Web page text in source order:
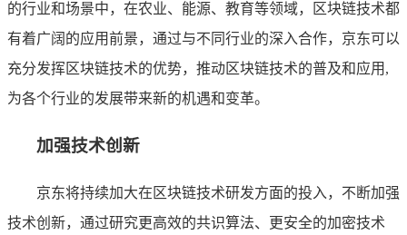
的行业和场景中，在农业、能源、教育等领域，区块链技术都
有着广阔的应用前景，通过与不同行业的深入合作，京东可以
充分发挥区块链技术的优势，推动区块链技术的普及和应用,
为各个行业的发展带来新的机遇和变革。
加强技术创新
京东将持续加大在区块链技术研发方面的投入，不断加强
技术创新，通过研究更高效的共识算法、更安全的加密技术